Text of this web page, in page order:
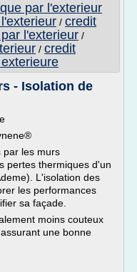
par l'exterieur
/ credit
l'exterieur /
/ credit
- Isolation de
par les murs
pertes thermiques d'un
L'isolation des
les performances
sa façade.
moins couteux
une bonne